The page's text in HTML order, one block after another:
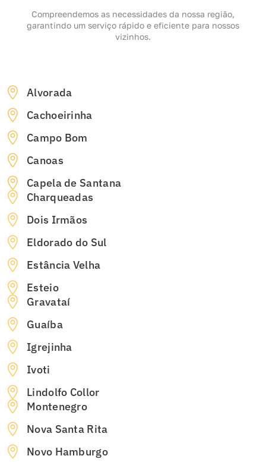
Compreendemos as necessidades da nossa região,
garantindo um serviço rápido e eficiente para nossos
vizinhos.
Alvorada
Cachoeirinha
Campo Bom
Canoas
Capela de Santana
Charqueadas
Dois Irmãos
Eldorado do Sul
Estância Velha
Esteio
Gravataí
Guaíba
Igrejinha
Ivoti
Lindolfo Collor
Montenegro
Nova Santa Rita
Novo Hamburgo